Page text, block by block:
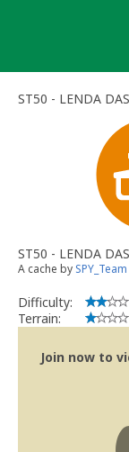
ST50 - LENDA
ST50 - LENDA
A cache by
Difficulty:
Terrain:
Join now to